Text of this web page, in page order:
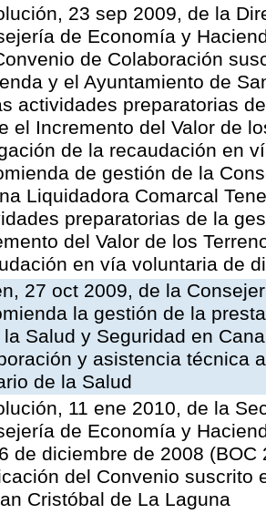
23 sep 2009, de la
de Economía y
de Colaboración
y el Ayuntamiento de
actividades preparatorias
el Incremento del Valor de
de la recaudación en
de gestión de la
Liquidadora Comarcal
preparatorias de la
del Valor de los
en vía voluntaria de
27 oct 2009, de la
la gestión de la
la Salud y Seguridad en
y asistencia técnica
de la Salud
11 ene 2010, de la
de Economía y
de diciembre de 2008
del Convenio suscrito
Cristóbal de La Laguna